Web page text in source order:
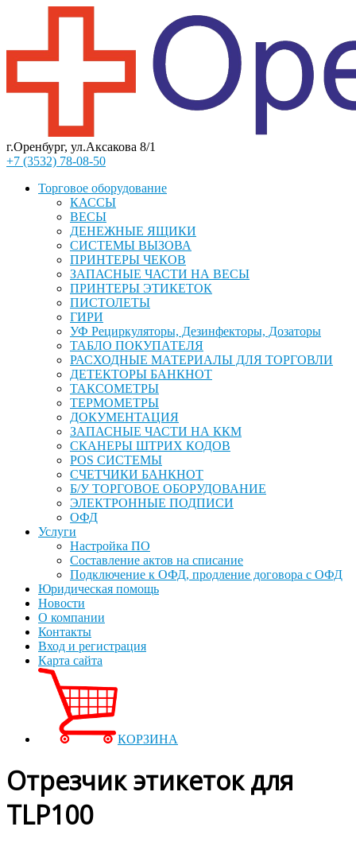
г.Оренбург, ул.Аксакова 8/1
+7 (3532) 78-08-50
Торговое оборудование
КАССЫ
ВЕСЫ
ДЕНЕЖНЫЕ ЯЩИКИ
СИСТЕМЫ ВЫЗОВА
ПРИНТЕРЫ ЧЕКОВ
ЗАПАСНЫЕ ЧАСТИ НА ВЕСЫ
ПРИНТЕРЫ ЭТИКЕТОК
ПИСТОЛЕТЫ
ГИРИ
УФ Рециркуляторы, Дезинфекторы, Дозаторы
ТАБЛО ПОКУПАТЕЛЯ
РАСХОДНЫЕ МАТЕРИАЛЫ ДЛЯ ТОРГОВЛИ
ДЕТЕКТОРЫ БАНКНОТ
ТАКСОМЕТРЫ
ТЕРМОМЕТРЫ
ДОКУМЕНТАЦИЯ
ЗАПАСНЫЕ ЧАСТИ НА ККМ
СКАНЕРЫ ШТРИХ КОДОВ
POS СИСТЕМЫ
СЧЕТЧИКИ БАНКНОТ
Б/У ТОРГОВОЕ ОБОРУДОВАНИЕ
ЭЛЕКТРОННЫЕ ПОДПИСИ
ОФД
Услуги
Настройка ПО
Составление актов на списание
Подключение к ОФД, продление договора с ОФД
Юридическая помощь
Новости
О компании
Контакты
Вход и регистрация
Карта сайта
КОРЗИНА
Отрезчик этикеток для
TLP100